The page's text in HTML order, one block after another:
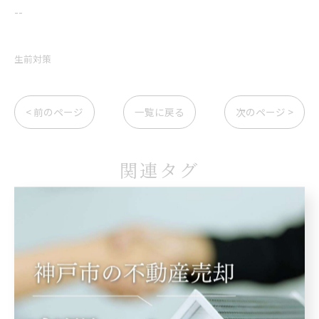
--
生前対策
< 前のページ 一覧に戻る 次のページ >
関連タグ
#節税 #生前贈与
カテゴリー Categories